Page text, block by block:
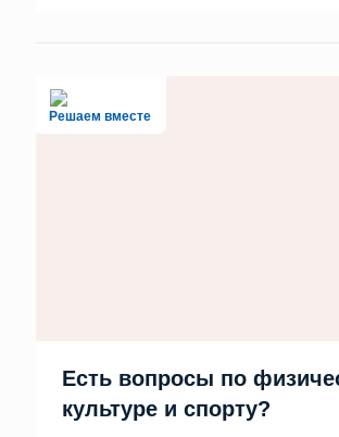
Решаем вместе
Есть вопросы по
культуре и спорту?